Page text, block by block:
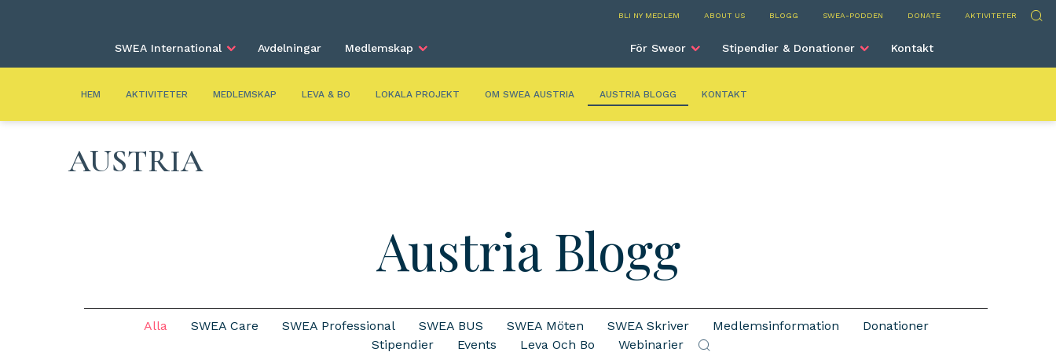
BLI NY MEDLEM ABOUT US BLOGG SWEA-PODDEN DONATE AKTIVITETER Sök
Austria
SWEA International Avdelningar Medlemskap För Sweor Stipendier & Donationer Kontakt
HEM AKTIVITETER MEDLEMSKAP LEVA & BO LOKALA PROJEKT OM SWEA AUSTRIA AUSTRIA BLOGG KONTAKT
AUSTRIA
Austria Blogg
Alla SWEA Care SWEA Professional SWEA BUS SWEA Möten SWEA Skriver Medlemsinformation
Donationer
Stipendier
Events Leva Och Bo Webinarier Sök